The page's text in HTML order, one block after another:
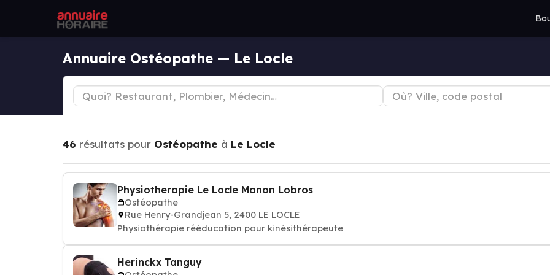
Annuaire Ostéopathe — Le Locle
46 résultats pour Ostéopathe à Le Locle
Physiotherapie Le Locle Manon Lobros
Ostéopathe
Rue Henry-Grandjean 5, 2400 LE LOCLE
Physiothérapie rééducation pour kinésithérapeute
Herinckx Tanguy